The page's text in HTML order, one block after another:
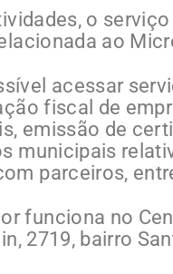
o
ao
acessar
fiscal de
emissão de
municipais
parceiros,
funciona no
2719, bairro